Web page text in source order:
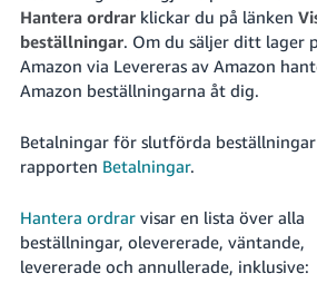
Swedish
- SE
Logga
In
Hantera ordrarklickar du på länken
beställningar. Om du säljer ditt lager
Amazon via Levereras av Amazon
Amazon beställningarna åt dig.
Betalningar för slutförda beställningar
rapporten Betalningar.
Hantera ordrarvisar en lista över alla
beställningar, olevererade, väntande,
levererade och annullerade, inklusive: